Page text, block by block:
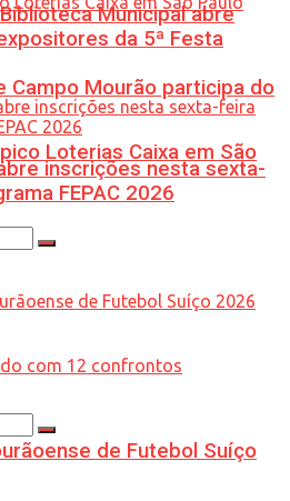
Campo Mourão participa do
Loterias Caixa em São
de Futebol Suíço
Municipal abre
da 5ª Festa
inscrições nesta sexta-
FEPAC 2026